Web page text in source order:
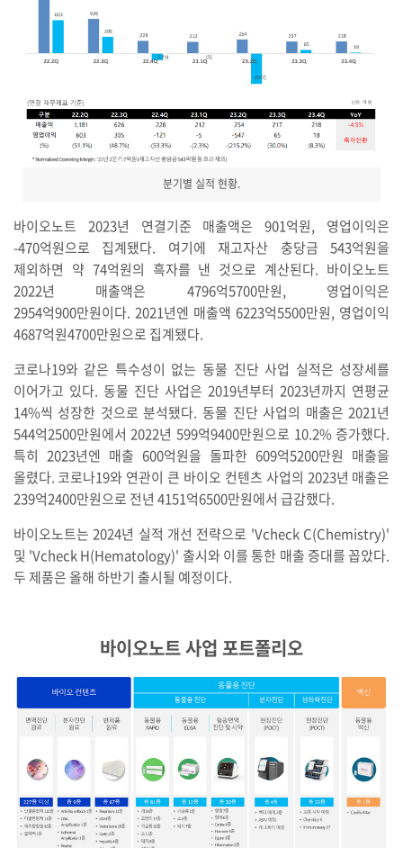
분기별 실적 현황.
바이오노트 2023년 연결기준 매출액은 901억원, 영업이익은
-470억원으로 집계됐다. 여기에 재고자산 충당금 543억원을
제외하면 약 74억원의 흑자를 낸 것으로 계산된다. 바이오노트
2022년 매출액은 4796억5700만원, 영업이익은
2954억900만원이다. 2021년엔 매출액 6223억5500만원, 영업이익
4687억원4700만원으로 집계됐다.
코로나19와 같은 특수성이 없는 동물 진단 사업 실적은 성장세를
이어가고 있다. 동물 진단 사업은 2019년부터 2023년까지 연평균
14%씩 성장한 것으로 분석됐다. 동물 진단 사업의 매출은 2021년
544억2500만원에서 2022년 599억9400만원으로 10.2% 증가했다.
특히 2023년엔 매출 600억원을 돌파한 609억5200만원 매출을
올렸다. 코로나19와 연관이 큰 바이오 컨텐츠 사업의 2023년 매출은
239억2400만원으로 전년 4151억6500만원에서 급감했다.
바이오노트는 2024년 실적 개선 전략으로 'Vcheck C(Chemistry)'
및 'Vcheck H(Hematology)' 출시와 이를 통한 매출 증대를 꼽았다.
두 제품은 올해 하반기 출시될 예정이다.
바이오노트 사업 포트폴리오